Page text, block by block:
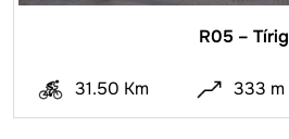
R05 – Tírig
31.50 Km 333 m